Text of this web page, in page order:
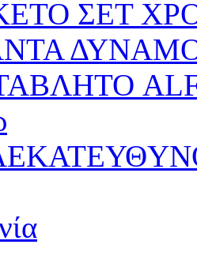
ΣΕΤ
ΔΥΝΑΜΟ